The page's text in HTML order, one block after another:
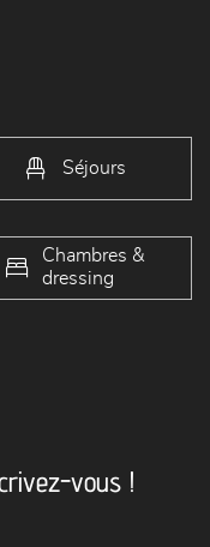
Séjours
Chambres &
dressing
vous !